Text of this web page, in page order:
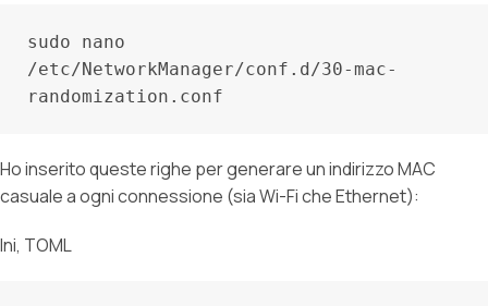
sudo nano
/etc/NetworkManager/conf.d/30-mac-
Ho inserito queste righe per generare un indirizzo MAC
casuale a ogni connessione (sia Wi-Fi che Ethernet):
Ini, TOML